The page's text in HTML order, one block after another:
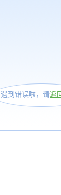
遇到错误啦，请返